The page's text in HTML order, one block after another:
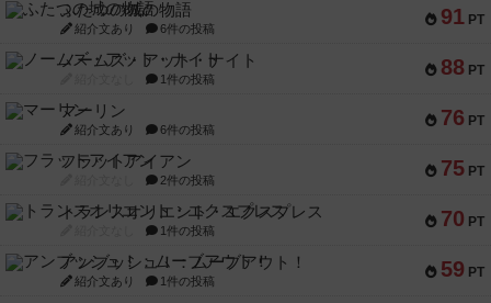
91 PT
ふたつの城の物語
紹介文あり 6件の投稿
88 PT
ノームズ・アット・ナイト
1件の投稿
76 PT
マーリン
紹介文あり 6件の投稿
75 PT
フラットアイアン
2件の投稿
70 PT
トランスオリエント・エクスプレス
1件の投稿
59 PT
アンブッシュ！：ムーブアウト！
紹介文あり 1件の投稿